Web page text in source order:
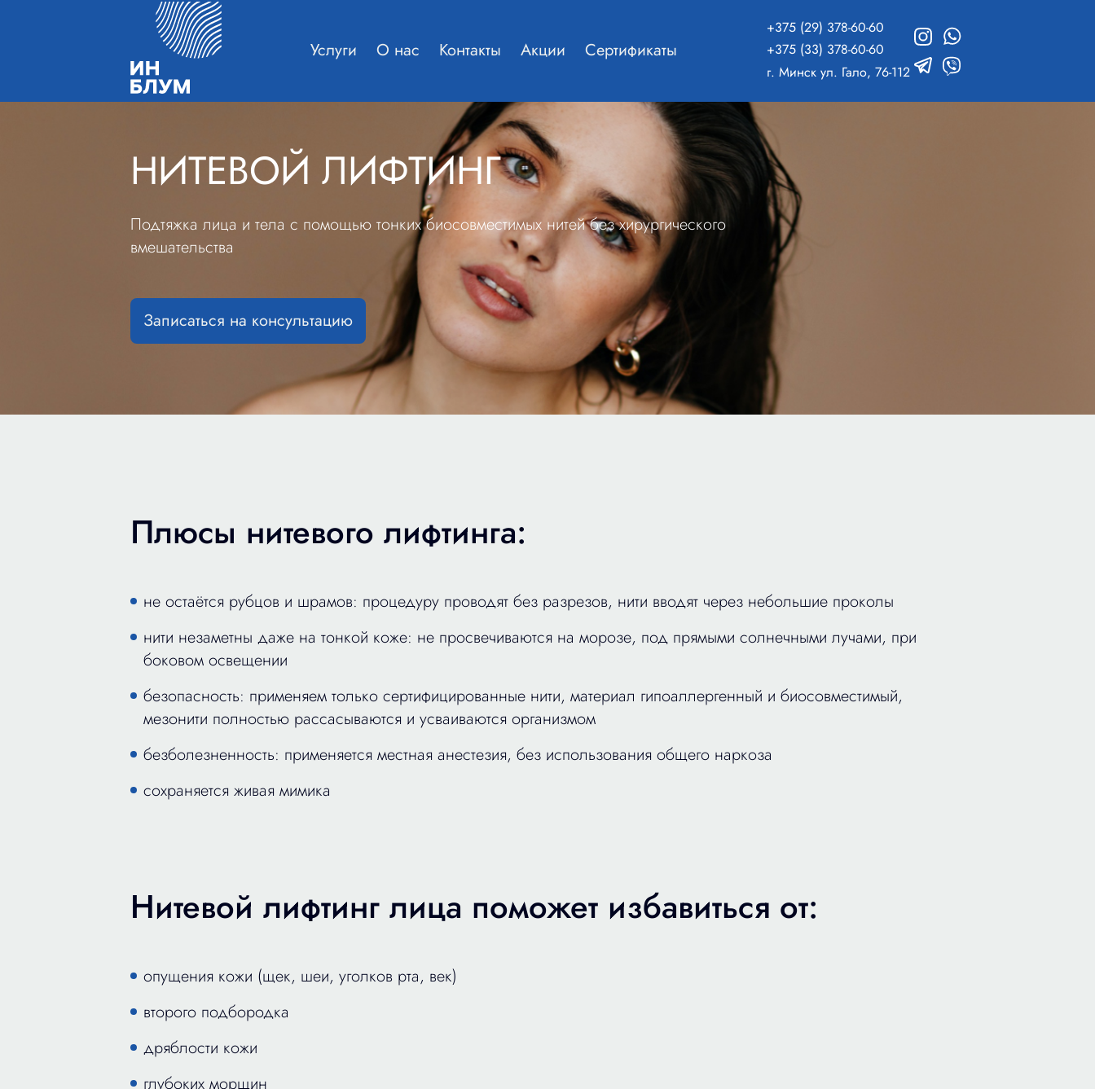
Услуги О нас Контакты Акции Сертификаты
+375 (29) 378-60-60
+375 (33) 378-60-60
г. Минск ул. Гало, 76-112
НИТЕВОЙ ЛИФТИНГ
Подтяжка лица и тела с помощью тонких биосовместимых нитей без хирургического
вмешательства
Записаться на консультацию
Плюсы нитевого лифтинга:
не остаётся рубцов и шрамов: процедуру проводят без разрезов, нити вводят через небольшие проколы
нити незаметны даже на тонкой коже: не просвечиваются на морозе, под прямыми солнечными лучами, при
боковом освещении
безопасность: применяем только сертифицированные нити, материал гипоаллергенный и биосовместимый,
мезонити полностью рассасываются и усваиваются организмом
безболезненность: применяется местная анестезия, без использования общего наркоза
сохраняется живая мимика
Нитевой лифтинг лица поможет избавиться от:
опущения кожи (щек, шеи, уголков рта, век)
второго подбородка
дряблости кожи
глубоких морщин